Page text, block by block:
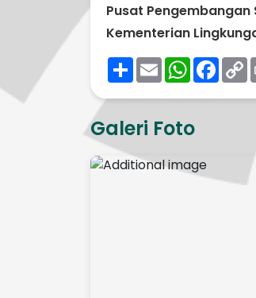
Pusat Pengembangan
Kementerian
ShareEmailWhatsApp
Galeri Foto